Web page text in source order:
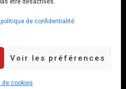
être désactivés.
politique de confidentialité.
Voir les préférences
de cookies